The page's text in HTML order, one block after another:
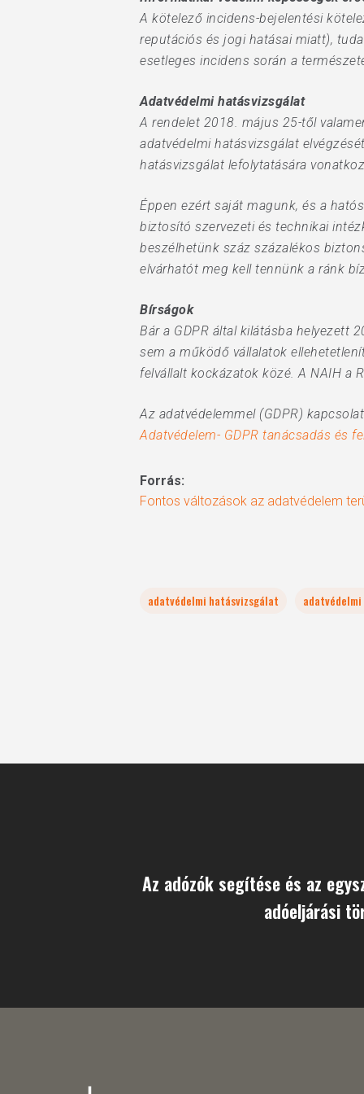
A kötelező incidens-bejelentési
reputációs és jogi hatásai miatt),
esetleges incidens során a
Adatvédelmi hatásvizsgálat
A rendelet 2018. május 25-től
adatvédelmi hatásvizsgálat
hatásvizsgálat lefolytatására
Éppen ezért saját magunk, és a
biztosító szervezeti és technikai
beszélhetünk száz százalékos
elvárhatót meg kell tennünk a ránk
Bírságok
Bár a GDPR által kilátásba helyezett
sem a működő vállalatok
felvállalt kockázatok közé. A NAIH a
Az adatvédelemmel (GDPR)
Adatvédelem- GDPR tanácsadás és
Forrás:
Fontos változások az adatvédelem
adatvédelmi hatásvizsgálat adatvédelmi
Az adózók segítése és az
adóeljárási